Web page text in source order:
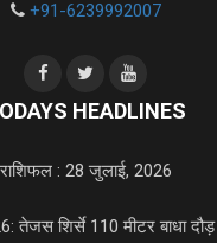
+91-6239992007
HEADLINES
राशिफल : 28 जुलाई, 2026
तेजस शिर्से 110 मीटर बाधा